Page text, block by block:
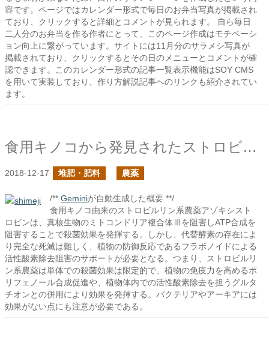
容です。ページではカレンダー形式で毎日のお弁当写真が掲載され
ており、クリックすると詳細とコメントが見られます。 自ら毎日
二人分のお弁当を作る作者にとって、このページ作成はモチベーシ
ョン向上に繋がっています。サイトには11月分のサラメシ写真が
掲載されており、クリックするとその日のメニューとコメントが確
認できます。このカレンダー形式の記事一覧表示機能はSOY CMS
を用いて実装しており、作り方解説記事へのリンクも紹介されてい
ます。
食用キノコから発見されたストロビルリン
2018-12-17 堆肥・肥料 農薬
/** Geminiが自動生成した概要 **/
食用キノコ由来のストロビルリン系農薬アゾキシスト
ロビンは、真核生物のミトコンドリア複合体Ⅲを阻害しATP合成を
阻害することで殺菌効果を発揮する。しかし、代替酵素の存在によ
り完全な死滅は難しく、植物の防御反応であるフラボノイドによる
活性酸素除去阻害のサポートが必要となる。つまり、ストロビルリ
ン系農薬は単体での殺菌効果は限定的で、植物の免疫力を高めるポ
リフェノール合成促進や、植物体内での活性酸素除去を担うグルタ
チオンとの併用により効果を発揮する。バクテリアやアーキアには
効果がない点にも注意が必要である。